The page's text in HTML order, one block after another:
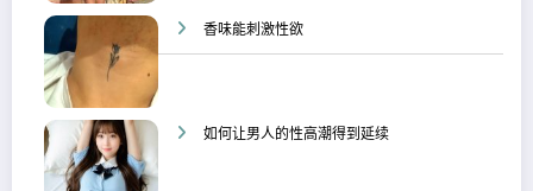
香味能刺激性欲
如何让男人的性高潮得到延续